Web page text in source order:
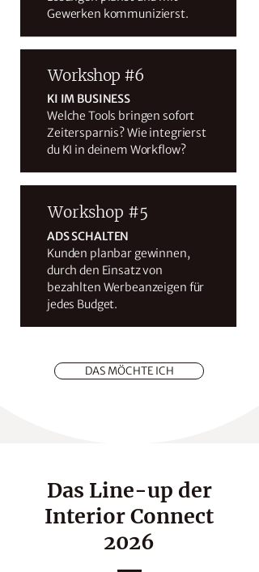
Gewerken kommunizierst.
Workshop #6
KI IM BUSINESS
Welche Tools bringen sofort
Zeitersparnis? Wie integrierst
du KI in deinem Workflow?
Workshop #5
ADS SCHALTEN
Kunden planbar gewinnen,
durch den Einsatz von
bezahlten Werbeanzeigen für
jedes Budget.
DAS MÖCHTE ICH
Das Line-up der
Interior Connect
2026